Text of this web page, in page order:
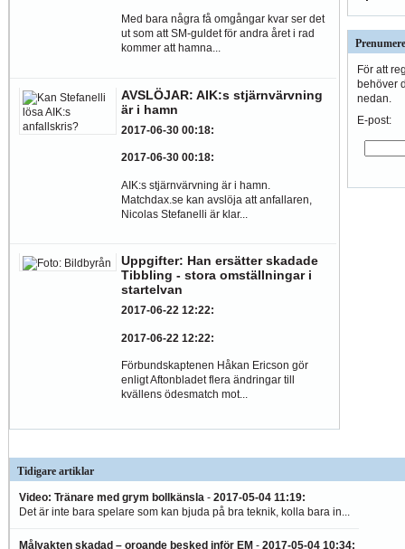
Med bara några få omgångar kvar ser det
ut som att SM-guldet för andra året i rad
kommer att hamna...
AVSLÖJAR: AIK:s stjärnvärvning
är i hamn
2017-06-30 00:18:
2017-06-30 00:18:
AIK:s stjärnvärvning är i hamn.
Matchdax.se kan avslöja att anfallaren,
Nicolas Stefanelli är klar...
Uppgifter: Han ersätter skadade
Tibbling - stora omställningar i
startelvan
2017-06-22 12:22:
2017-06-22 12:22:
Förbundskaptenen Håkan Ericson gör
enligt Aftonbladet flera ändringar till
kvällens ödesmatch mot...
För att
behöver
nedan.
E-post:
Tidigare artiklar
Video: Tränare med grym bollkänsla - 2017-05-04 11:19:
Det är inte bara spelare som kan bjuda på bra teknik, kolla bara in...
Målvakten skadad – oroande besked inför EM - 2017-05-04 10:34: